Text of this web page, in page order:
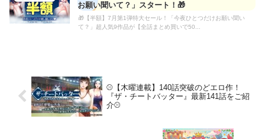
お願い聞いて？」スタート！🎁
🎁【半額】7月第1弾特大セール！「今夜ひとつだけお願い聞い
て？」超人気9作品が【全話まとめ買いで50...
⚾【木曜連載】140話突破のどエロ作！
『ザ・チートバッター』最新141話をご紹
介⚾